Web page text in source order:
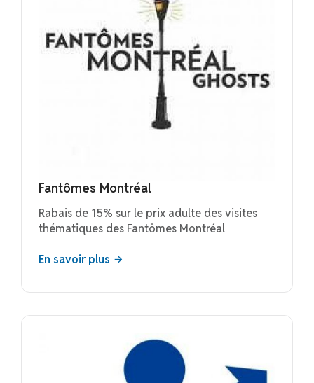
Fantômes Montréal
​Rabais de 15% sur le prix adulte des visites
thématiques des Fantômes Montréal
En savoir plus